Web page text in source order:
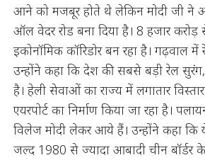
आने को मजबूर होते थे लेकिन मोदी जी ने
ऑल वेदर रोड बना दिया है। 8 हजार करोड़
इकोनॉमिक कॉरिडोर बन रहा है। गढ़वाल में
उन्होंने कहा कि देश की सबसे बड़ी रेल सुरंग,
है। हेली सेवाओं का राज्य में लगातार
एयरपोर्ट का निर्माण किया जा रहा है।
विलेज मोदी लेकर आये हैं। उन्होंने कहा कि
जल्द 1980 से ज्यादा आबादी चीन बॉर्डर के